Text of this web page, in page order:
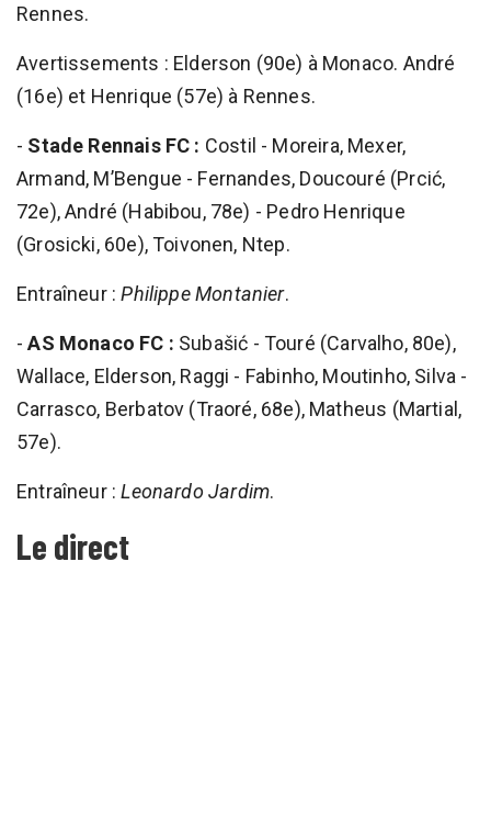
Rennes.
Avertissements : Elderson (90e) à Monaco. André
(16e) et Henrique (57e) à Rennes.
- Stade Rennais FC : Costil - Moreira, Mexer,
Armand, M’Bengue - Fernandes, Doucouré (Prcić,
72e), André (Habibou, 78e) - Pedro Henrique
(Grosicki, 60e), Toivonen, Ntep.
Entraîneur :Philippe Montanier.
-AS Monaco FC : Subašić - Touré (Carvalho, 80e),
Wallace, Elderson, Raggi - Fabinho, Moutinho, Silva -
Carrasco, Berbatov (Traoré, 68e), Matheus (Martial,
57e).
Entraîneur :Leonardo Jardim.
Le direct